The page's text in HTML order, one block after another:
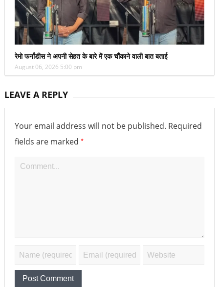
रेमो फर्नांडीस ने अपनी सेहत के बारे में एक चौंकाने वाली बात बताई
August 06, 2026 5:00 pm
LEAVE A REPLY
Your email address will not be published. Required
fields are marked *